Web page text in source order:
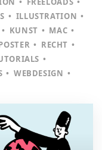
ILLUSTRATION
KUNST
MAC
RECHT
WEBDESIGN